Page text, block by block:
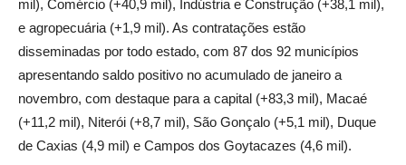
mil), Comércio (+40,9 mil), Indústria e Construção (+38,1 mil),
e agropecuária (+1,9 mil). As contratações estão
disseminadas por todo estado, com 87 dos 92 municípios
apresentando saldo positivo no acumulado de janeiro a
novembro, com destaque para a capital (+83,3 mil), Macaé
(+11,2 mil), Niterói (+8,7 mil), São Gonçalo (+5,1 mil), Duque
de Caxias (4,9 mil) e Campos dos Goytacazes (4,6 mil).